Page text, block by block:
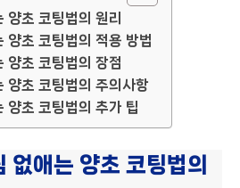
양초 코팅법의 원리
양초 코팅법의 적용 방법
양초 코팅법의 장점
양초 코팅법의 주의사항
양초 코팅법의 추가 팁
없애는 양초 코팅법의